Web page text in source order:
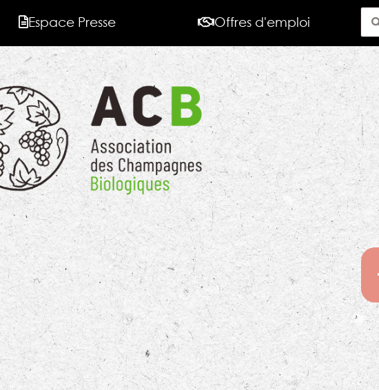
Espace Presse Offres d'emploi